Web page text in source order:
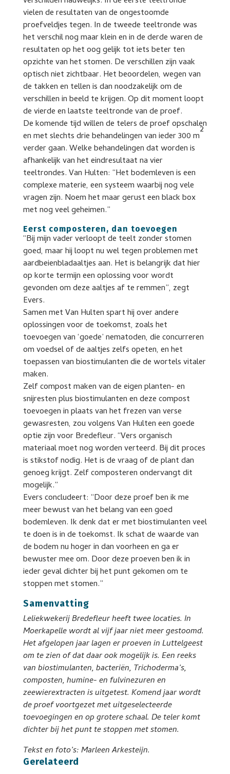
vielen de resultaten van de ongestoomde
proefveldjes tegen. In de tweede teeltronde was
het verschil nog maar klein en in de derde waren de
resultaten op het oog gelijk tot iets beter ten
opzichte van het stomen. De verschillen zijn vaak
optisch niet zichtbaar. Het beoordelen, wegen van
de takken en tellen is dan noodzakelijk om de
verschillen in beeld te krijgen. Op dit moment loopt
de vierde en laatste teeltronde van de proef.
De komende tijd willen de telers de proef opschalen
en met slechts drie behandelingen van ieder 300 m2
verder gaan. Welke behandelingen dat worden is
afhankelijk van het eindresultaat na vier
teeltrondes. Van Hulten: “Het bodemleven is een
complexe materie, een systeem waarbij nog vele
vragen zijn. Noem het maar gerust een black box
met nog veel geheimen.”
Eerst composteren, dan toevoegen
“Bij mijn vader verloopt de teelt zonder stomen
goed, maar hij loopt nu wel tegen problemen met
aardbeienbladaaltjes aan. Het is belangrijk dat hier
op korte termijn een oplossing voor wordt
gevonden om deze aaltjes af te remmen”, zegt
Evers.
Samen met Van Hulten spart hij over andere
oplossingen voor de toekomst, zoals het
toevoegen van ‘goede’ nematoden, die concurreren
om voedsel of de aaltjes zelfs opeten, en het
toepassen van biostimulanten die de wortels vitaler
maken.
Zelf compost maken van de eigen planten- en
snijresten plus biostimulanten en deze compost
toevoegen in plaats van het frezen van verse
gewasresten, zou volgens Van Hulten een goede
optie zijn voor Bredefleur. “Vers organisch
materiaal moet nog worden verteerd. Bij dit proces
is stikstof nodig. Het is de vraag of de plant dan
genoeg krijgt. Zelf composteren ondervangt dit
mogelijk.”
Evers concludeert: “Door deze proef ben ik me
meer bewust van het belang van een goed
bodemleven. Ik denk dat er met biostimulanten veel
te doen is in de toekomst. Ik schat de waarde van
de bodem nu hoger in dan voorheen en ga er
bewuster mee om. Door deze proeven ben ik in
ieder geval dichter bij het punt gekomen om te
stoppen met stomen.”
Samenvatting
Leliekwekerij Bredefleur heeft twee locaties. In
Moerkapelle wordt al vijf jaar niet meer gestoomd.
Het afgelopen jaar lagen er proeven in Luttelgeest
om te zien of dat daar ook mogelijk is. Een reeks
van biostimulanten, bacteriën, Trichoderma’s,
composten, humine- en fulvinezuren en
zeewierextracten is uitgetest. Komend jaar wordt
de proef voortgezet met uitgeselecteerde
toevoegingen en op grotere schaal. De teler komt
dichter bij het punt te stoppen met stomen.
Tekst en foto’s: Marleen Arkesteijn.
Gerelateerd